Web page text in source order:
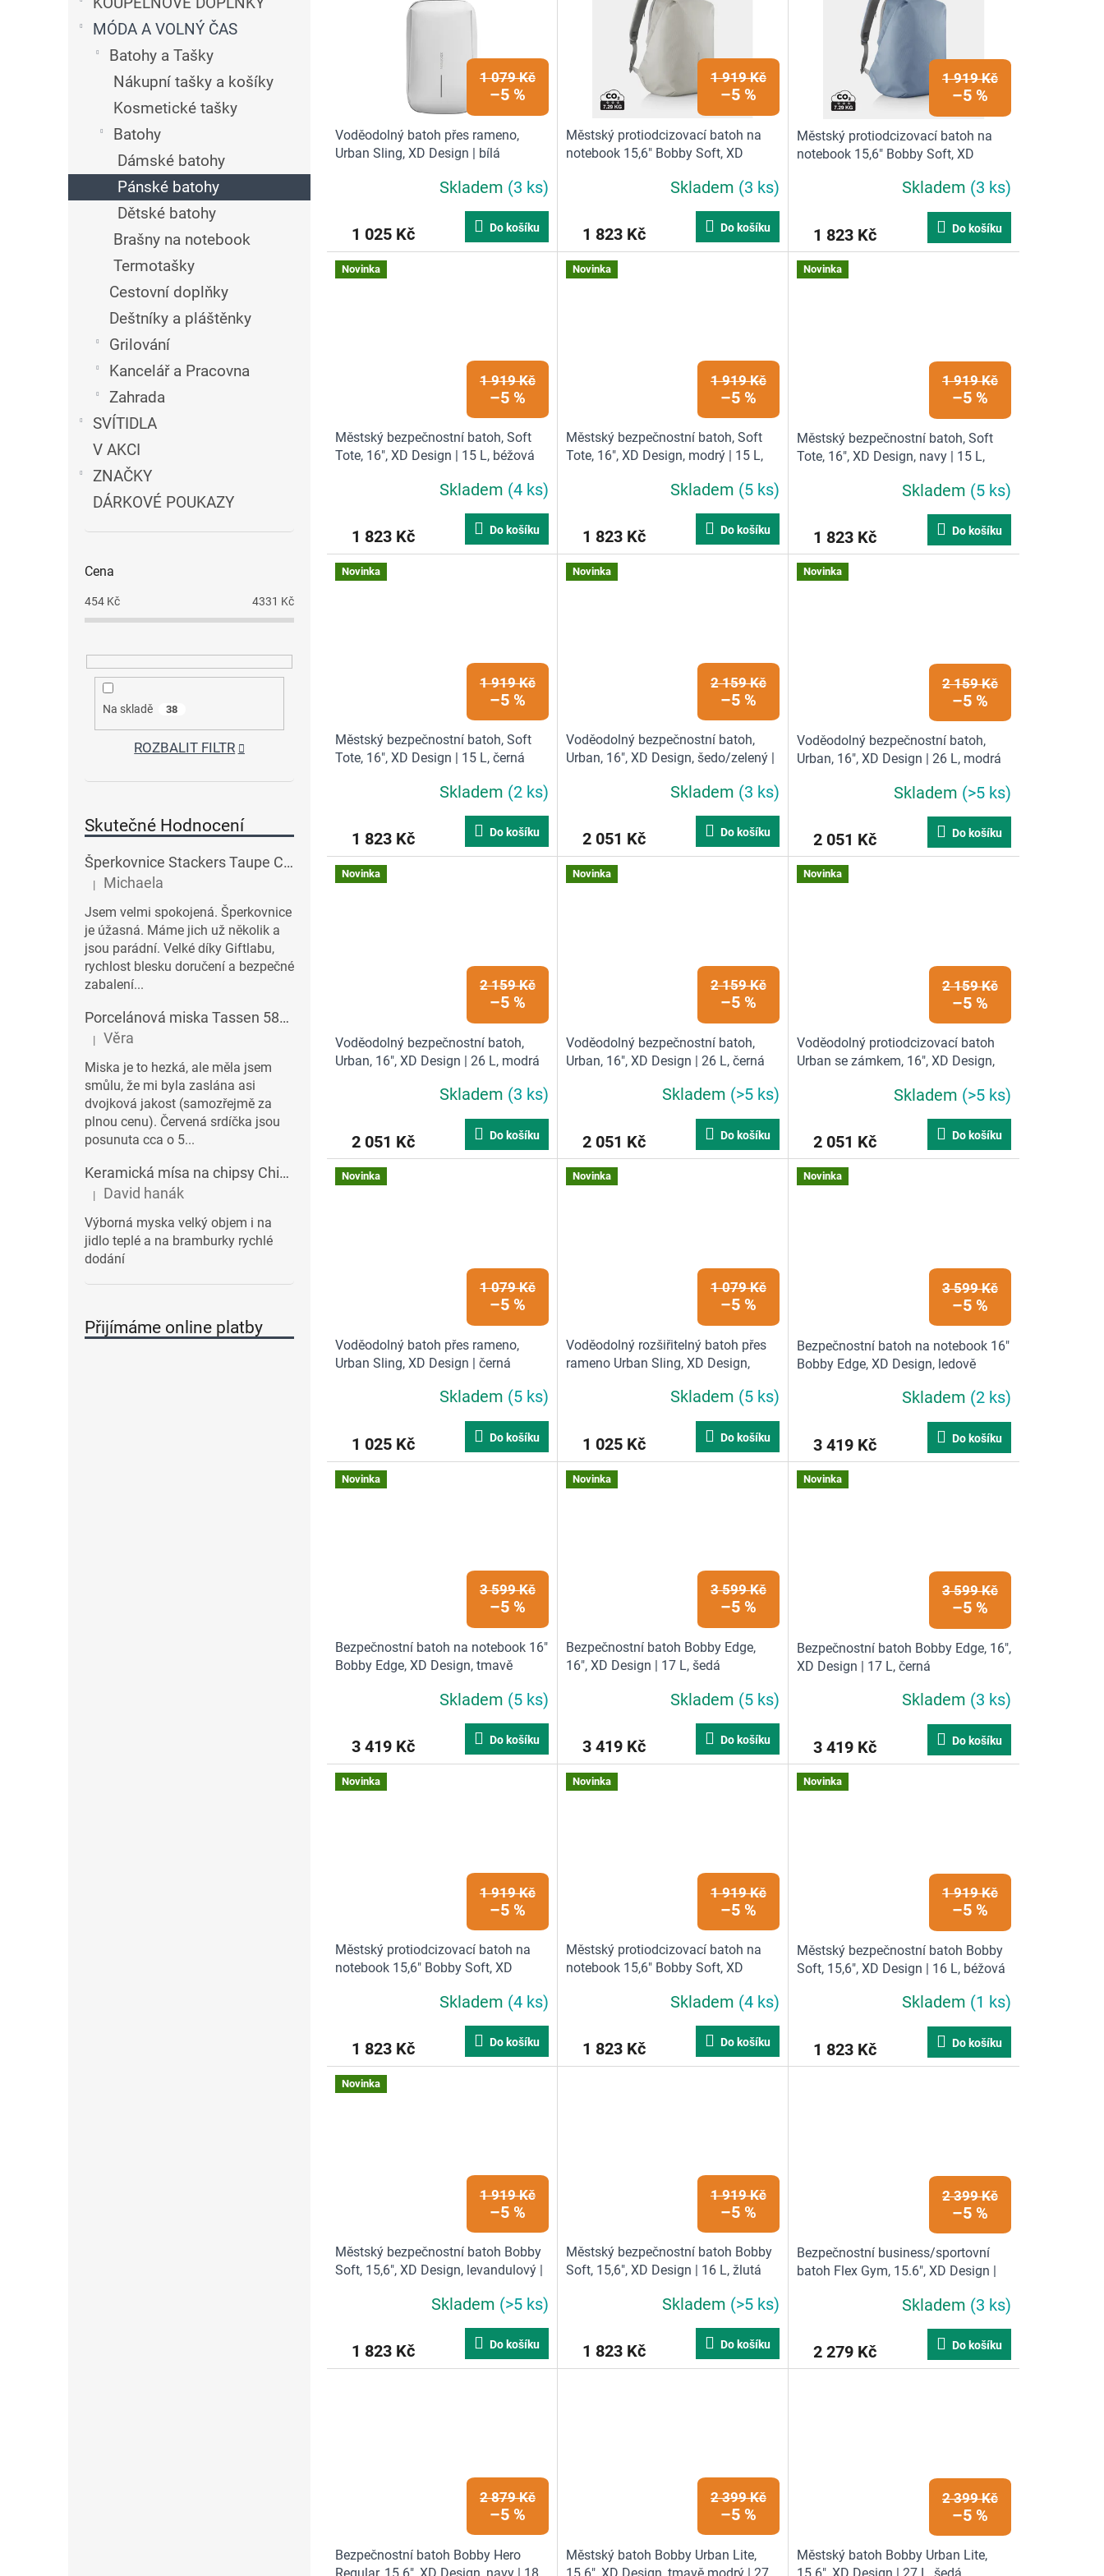
MÓDA A VOLNÝ ČAS
Batohy a Tašky
Nákupní tašky a košíky
Kosmetické tašky
Batohy
Dámské batohy
Pánské batohy
Dětské batohy
Brašny na notebook
Termotašky
Cestovní doplňky
Deštníky a pláštěnky
Grilování
Kancelář a Pracovna
Zahrada
SVÍTIDLA
V AKCI
ZNAČKY
DÁRKOVÉ POUKAZY
Cena
454 Kč 4331 Kč
Na skladě 38
ROZBALIT FILTR
Skutečné Hodnocení
Šperkovnice Stackers Taupe Classic Charm Jewellery Box Lid | šedobéžová
Hodnocení produktu je 5 z 5 hvězdiček.
| Michaela
Jsem velmi spokojená. Šperkovnice
je úžasná. Máme jich už několik a
jsou parádní. Velké díky Giftlabu,
rychlost blesku doručení a bezpečné
zabalení...
Porcelánová miska Tassen 58products 500 ml Heartful s červenými srdíčky| bílá
Hodnocení produktu je 3 z 5 hvězdiček.
| Věra
Miska je to hezká, ale měla jsem
smůlu, že mi byla zaslána asi
dvojková jakost (samozřejmě za
plnou cenu). Červená srdíčka jsou
posunuta cca o 5...
Keramická mísa na chipsy Chips BALVI | modrá
Hodnocení produktu je 5 z 5 hvězdiček.
| David hanák
Výborná myska velký objem i na
jidlo teplé a na bramburky rychlé
dodání
Přijímáme online platby
1 079 Kč
–5 %
Voděodolný batoh přes rameno,
Urban Sling, XD Design | bílá
Skladem (3 ks)
1 025 Kč Do košíku
1 919 Kč
–5 %
Městský protiodcizovací batoh na
notebook 15,6" Bobby Soft, XD
Skladem (3 ks)
1 823 Kč Do košíku
1 919 Kč
–5 %
Městský protiodcizovací batoh na
notebook 15,6" Bobby Soft, XD
Skladem (3 ks)
1 823 Kč Do košíku
Novinka
1 919 Kč
–5 %
Městský bezpečnostní batoh, Soft
Tote, 16", XD Design | 15 L, béžová
Skladem (4 ks)
1 823 Kč Do košíku
Novinka
1 919 Kč
–5 %
Městský bezpečnostní batoh, Soft
Tote, 16", XD Design, modrý | 15 L,
Skladem (5 ks)
1 823 Kč Do košíku
Novinka
1 919 Kč
–5 %
Městský bezpečnostní batoh, Soft
Tote, 16", XD Design, navy | 15 L,
Skladem (5 ks)
1 823 Kč Do košíku
Novinka
1 919 Kč
–5 %
Městský bezpečnostní batoh, Soft
Tote, 16", XD Design | 15 L, černá
Skladem (2 ks)
1 823 Kč Do košíku
Novinka
2 159 Kč
–5 %
Voděodolný bezpečnostní batoh,
Urban, 16", XD Design, šedo/zelený |
Skladem (3 ks)
2 051 Kč Do košíku
Novinka
2 159 Kč
–5 %
Voděodolný bezpečnostní batoh,
Urban, 16", XD Design | 26 L, modrá
Skladem (>5 ks)
2 051 Kč Do košíku
Novinka
2 159 Kč
–5 %
Voděodolný bezpečnostní batoh,
Urban, 16", XD Design | 26 L, modrá
Skladem (3 ks)
2 051 Kč Do košíku
Novinka
2 159 Kč
–5 %
Voděodolný bezpečnostní batoh,
Urban, 16", XD Design | 26 L, černá
Skladem (>5 ks)
2 051 Kč Do košíku
Novinka
2 159 Kč
–5 %
Voděodolný protiodcizovací batoh
Urban se zámkem, 16", XD Design,
Skladem (>5 ks)
2 051 Kč Do košíku
Novinka
1 079 Kč
–5 %
Voděodolný batoh přes rameno,
Urban Sling, XD Design | černá
Skladem (5 ks)
1 025 Kč Do košíku
Novinka
1 079 Kč
–5 %
Voděodolný rozšiřitelný batoh přes
rameno Urban Sling, XD Design,
Skladem (5 ks)
1 025 Kč Do košíku
Novinka
3 599 Kč
–5 %
Bezpečnostní batoh na notebook 16"
Bobby Edge, XD Design, ledově
Skladem (2 ks)
3 419 Kč Do košíku
Novinka
3 599 Kč
–5 %
Bezpečnostní batoh na notebook 16"
Bobby Edge, XD Design, tmavě
Skladem (5 ks)
3 419 Kč Do košíku
Novinka
3 599 Kč
–5 %
Bezpečnostní batoh Bobby Edge,
16", XD Design | 17 L, šedá
Skladem (5 ks)
3 419 Kč Do košíku
Novinka
3 599 Kč
–5 %
Bezpečnostní batoh Bobby Edge, 16",
XD Design | 17 L, černá
Skladem (3 ks)
3 419 Kč Do košíku
Novinka
1 919 Kč
–5 %
Městský protiodcizovací batoh na
notebook 15,6" Bobby Soft, XD
Skladem (4 ks)
1 823 Kč Do košíku
Novinka
1 919 Kč
–5 %
Městský protiodcizovací batoh na
notebook 15,6" Bobby Soft, XD
Skladem (4 ks)
1 823 Kč Do košíku
Novinka
1 919 Kč
–5 %
Městský bezpečnostní batoh Bobby
Soft, 15,6", XD Design | 16 L, béžová
Skladem (1 ks)
1 823 Kč Do košíku
Novinka
1 919 Kč
–5 %
Městský bezpečnostní batoh Bobby
Soft, 15,6", XD Design, levandulový |
Skladem (>5 ks)
1 823 Kč Do košíku
1 919 Kč
–5 %
Městský bezpečnostní batoh Bobby
Soft, 15,6", XD Design | 16 L, žlutá
Skladem (>5 ks)
1 823 Kč Do košíku
2 399 Kč
–5 %
Bezpečnostní business/sportovní
batoh Flex Gym, 15.6", XD Design |
Skladem (3 ks)
2 279 Kč Do košíku
2 879 Kč
–5 %
Bezpečnostní batoh Bobby Hero
Regular, 15.6", XD Design, navy | 18
2 399 Kč
–5 %
Městský batoh Bobby Urban Lite,
15.6", XD Design, tmavě modrý | 27
2 399 Kč
–5 %
Městský batoh Bobby Urban Lite,